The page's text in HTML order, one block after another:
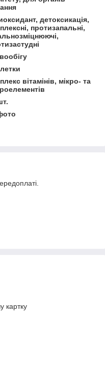
детоксикація,
протизапальні,
вітамінів, мікро- та
картку